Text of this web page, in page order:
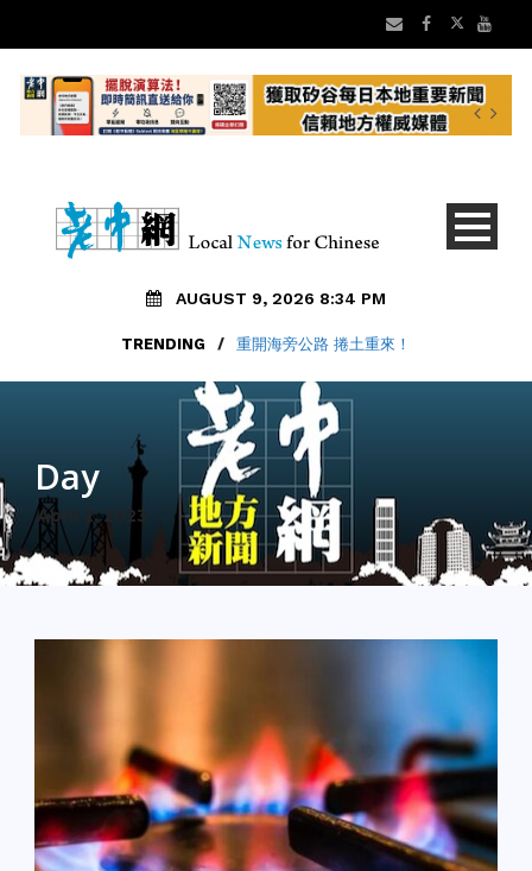
AUGUST 9, 2026 8:34 PM
TRENDING / 重開海旁公路 捲土重來！
Day
April 2, 2023